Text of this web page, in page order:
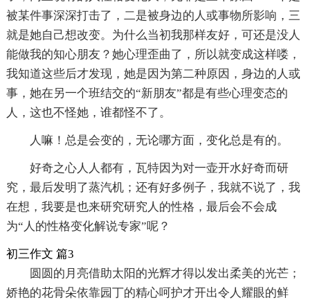
被某件事深深打击了，二是被身边的人或事物所影响，三
就是她自己想改变。为什么当初我那样友好，可还是没人
能做我的知心朋友？她心理歪曲了，所以就变成这样喽，
我知道这些后才发现，她是因为第二种原因，身边的人或
事，她在另一个班结交的“新朋友”都是有些心理变态的
人，这也不怪她，谁都怪不了。
人嘛！总是会变的，无论哪方面，变化总是有的。
好奇之心人人都有，瓦特因为对一壶开水好奇而研
究，最后发明了蒸汽机；还有好多例子，我就不说了，我
在想，我要是也来研究研究人的性格，最后会不会成
为“人的性格变化解说专家”呢？
初三作文 篇3
圆圆的月亮借助太阳的光辉才得以发出柔美的光芒；
娇艳的花骨朵依靠园丁的精心呵护才开出令人耀眼的鲜